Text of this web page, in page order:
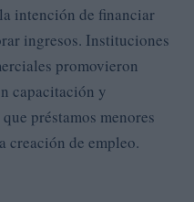
intención de financiar
ingresos. Instituciones
promovieron
capacitación y
préstamos menores
de empleo.